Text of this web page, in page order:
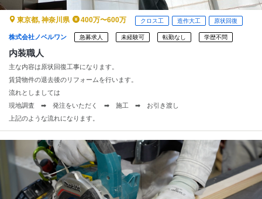
東京都, 神奈川県 400万〜600万 クロス工 造作大工 原状回復
株式会社ノベルワン 急募求人 未経験可 転勤なし 学歴不問
内装職人
主な内容は原状回復工事になります。
賃貸物件の退去後のリフォームを行います。
流れとしましては
現地調査 ➡ 発注をいただく ➡ 施工 ➡ お引き渡し
上記のような流れになります。
この中で施工を担当していただく方を募集しております。